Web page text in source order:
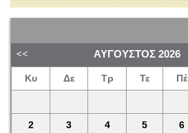
ΑΎΓΟΥΣΤΟΣ 2026
Κυ Δε Τρ Τε Πέ
2 3 4 5 6